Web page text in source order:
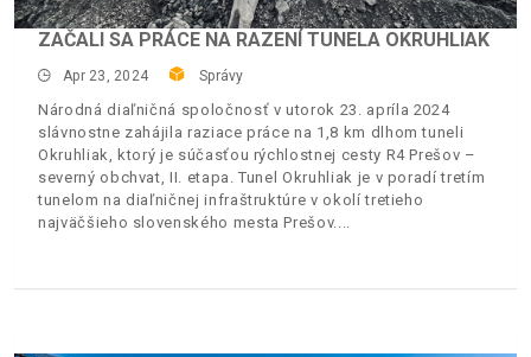
ZAČALI SA PRÁCE NA RAZENÍ TUNELA OKRUHLIAK
Apr 23, 2024 Správy
Národná diaľničná spoločnosť v utorok 23. apríla 2024
slávnostne zahájila raziace práce na 1,8 km dlhom tuneli
Okruhliak, ktorý je súčasťou rýchlostnej cesty R4 Prešov –
severný obchvat, II. etapa. Tunel Okruhliak je v poradí tretím
tunelom na diaľničnej infraštruktúre v okolí tretieho
najväčšieho slovenského mesta Prešov.